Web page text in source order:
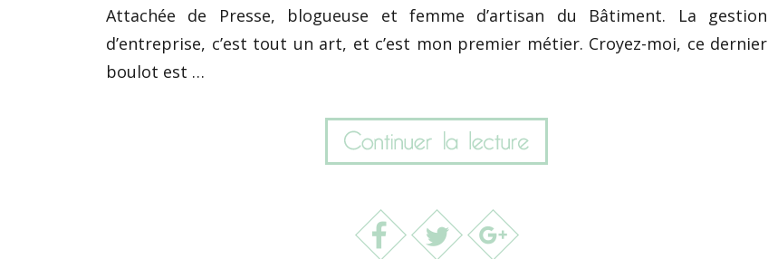
Attachée de Presse, blogueuse et femme d’artisan du Bâtiment. La gestion
d’entreprise, c’est tout un art, et c’est mon premier métier. Croyez-moi, ce dernier
boulot est …